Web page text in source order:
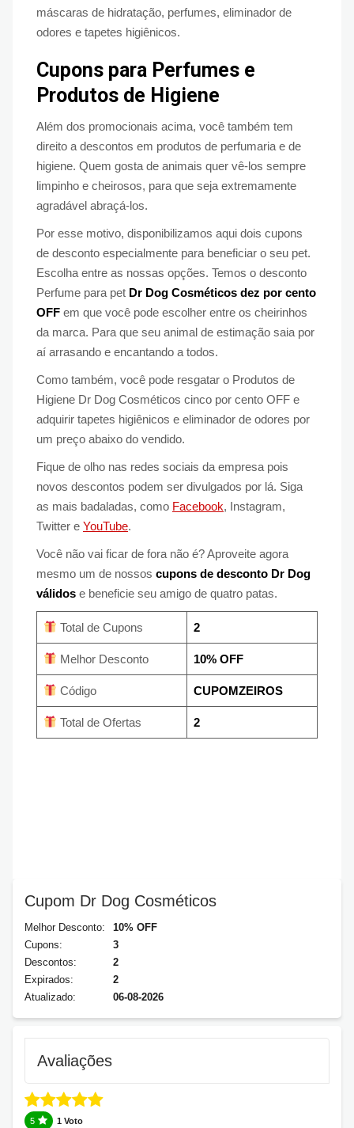
máscaras de hidratação, perfumes, eliminador de
odores e tapetes higiênicos.
Cupons para Perfumes e
Produtos de Higiene
Além dos promocionais acima, você também tem
direito a descontos em produtos de perfumaria e de
higiene. Quem gosta de animais quer vê-los sempre
limpinho e cheirosos, para que seja extremamente
agradável abraçá-los.
Por esse motivo, disponibilizamos aqui dois cupons
de desconto especialmente para beneficiar o seu pet.
Escolha entre as nossas opções. Temos o desconto
Perfume para pet Dr Dog Cosméticos dez por cento
OFF em que você pode escolher entre os cheirinhos
da marca. Para que seu animal de estimação saia por
aí arrasando e encantando a todos.
Como também, você pode resgatar o Produtos de
Higiene Dr Dog Cosméticos cinco por cento OFF e
adquirir tapetes higiênicos e eliminador de odores por
um preço abaixo do vendido.
Fique de olho nas redes sociais da empresa pois
novos descontos podem ser divulgados por lá. Siga
as mais badaladas, como Facebook, Instagram,
Twitter e YouTube.
Você não vai ficar de fora não é? Aproveite agora
mesmo um de nossos cupons de desconto Dr Dog
válidos e beneficie seu amigo de quatro patas.
Total de Cupons 2
Melhor Desconto 10% OFF
Código CUPOMZEIROS
Total de Ofertas 2
Cupom Dr Dog Cosméticos
Melhor Desconto:
10% OFF
Cupons:
3
Descontos:
2
Expirados:
2
Atualizado:
06-08-2026
Avaliações
5 1 Voto